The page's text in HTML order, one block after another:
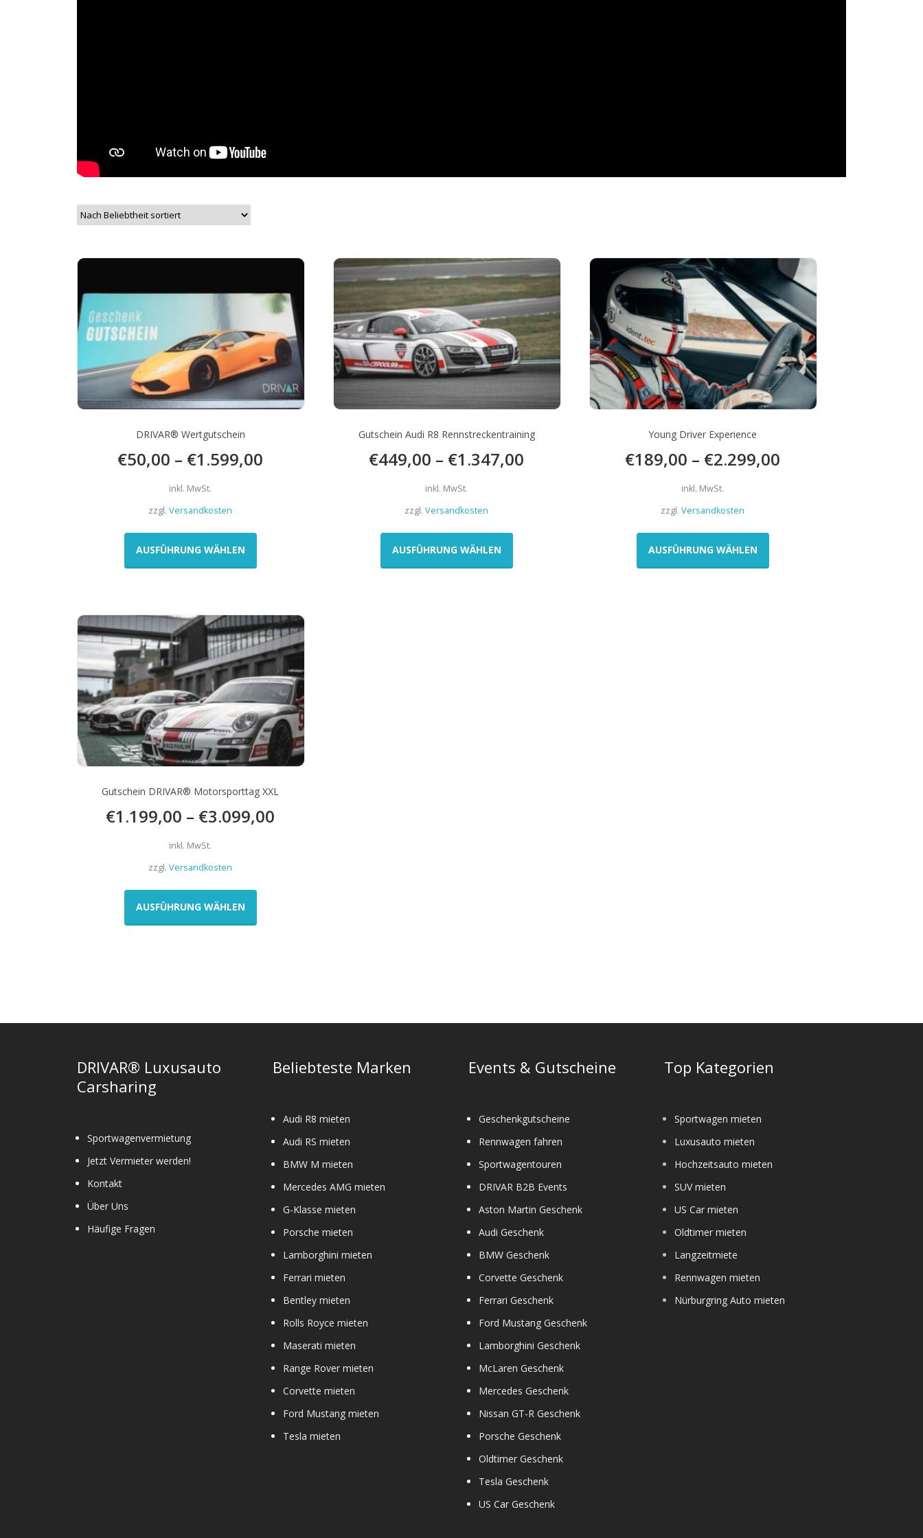
DRIVAR® Wertgutschein
€50,00 – €1.599,00
inkl. MwSt.
zzgl.Versandkosten
AUSFÜHRUNG WÄHLEN
Dieses
Die
Optionen
können
auf
Produktseite
gewählt
werden
Gutschein Audi R8 Rennstreckentraining
€449,00 – €1.347,00
inkl. MwSt.
zzgl.Versandkosten
AUSFÜHRUNG WÄHLEN
Dieses
Young Driver Experience
€189,00 – €2.299,00
inkl. MwSt.
zzgl.Versandkosten
AUSFÜHRUNG WÄHLEN
Dieses
Gutschein DRIVAR® Motorsporttag XXL
€1.199,00 – €3.099,00
inkl. MwSt.
zzgl.Versandkosten
AUSFÜHRUNG WÄHLEN
Dieses
Produktseite
gewählt
DRIVAR® Luxusauto
Carsharing
Sportwagenvermietung
Jetzt Vermieter werden!
Kontakt
Über Uns
Häufige Fragen
Beliebteste Marken
Audi R8 mieten
Audi RS mieten
BMW M mieten
Mercedes AMG mieten
G-Klasse mieten
Porsche mieten
Lamborghini mieten
Ferrari mieten
Bentley mieten
Rolls Royce mieten
Maserati mieten
Range Rover mieten
Corvette mieten
Ford Mustang mieten
Tesla mieten
Events & Gutscheine
Geschenkgutscheine
Rennwagen fahren
Sportwagentouren
DRIVAR B2B Events
Aston Martin Geschenk
Audi Geschenk
BMW Geschenk
Corvette Geschenk
Ferrari Geschenk
Ford Mustang Geschenk
Lamborghini Geschenk
McLaren Geschenk
Mercedes Geschenk
Nissan GT-R Geschenk
Porsche Geschenk
Oldtimer Geschenk
Tesla Geschenk
US Car Geschenk
Top Kategorien
Sportwagen mieten
Luxusauto mieten
Hochzeitsauto mieten
SUV mieten
US Car mieten
Oldtimer mieten
Langzeitmiete
Rennwagen mieten
Nürburgring Auto mieten